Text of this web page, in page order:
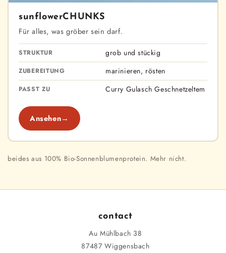
sunflowerCHUNKS
Für alles, was gröber sein darf.
STRUKTUR grob und stückig
ZUBEREITUNG marinieren, rösten
PASST ZU Curry Gulasch Geschnetzeltem
Ansehen→
beides aus 100% Bio-Sonnenblumenprotein. Mehr nicht.
contact
Au Mühlbach 38
87487 Wiggensbach